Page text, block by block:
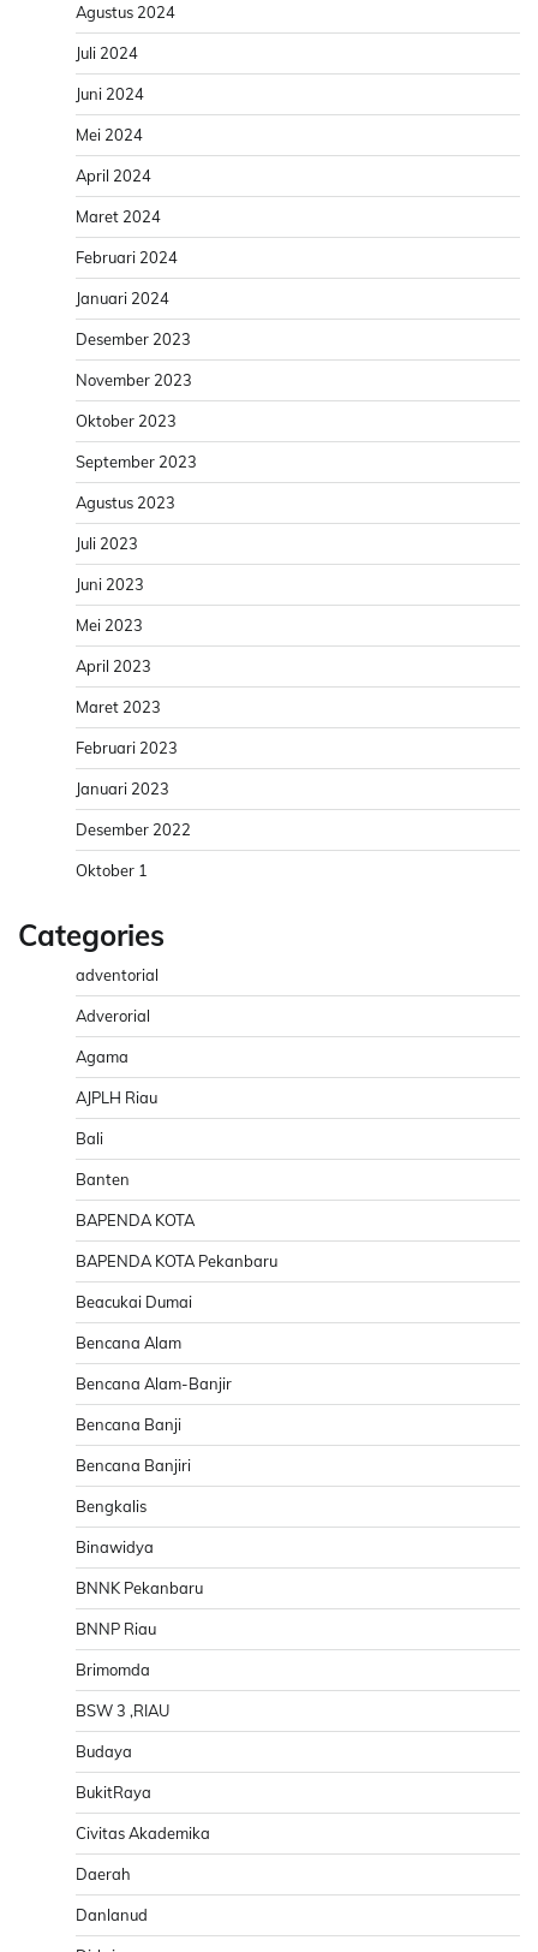
Agustus 2024
Juli 2024
Juni 2024
Mei 2024
April 2024
Maret 2024
Februari 2024
Januari 2024
Desember 2023
November 2023
Oktober 2023
September 2023
Agustus 2023
Juli 2023
Juni 2023
Mei 2023
April 2023
Maret 2023
Februari 2023
Januari 2023
Desember 2022
Oktober 1
Categories
adventorial
Adverorial
Agama
AJPLH Riau
Bali
Banten
BAPENDA KOTA
BAPENDA KOTA Pekanbaru
Beacukai Dumai
Bencana Alam
Bencana Alam-Banjir
Bencana Banji
Bencana Banjiri
Bengkalis
Binawidya
BNNK Pekanbaru
BNNP Riau
Brimomda
BSW 3 ,RIAU
Budaya
BukitRaya
Civitas Akademika
Daerah
Danlanud